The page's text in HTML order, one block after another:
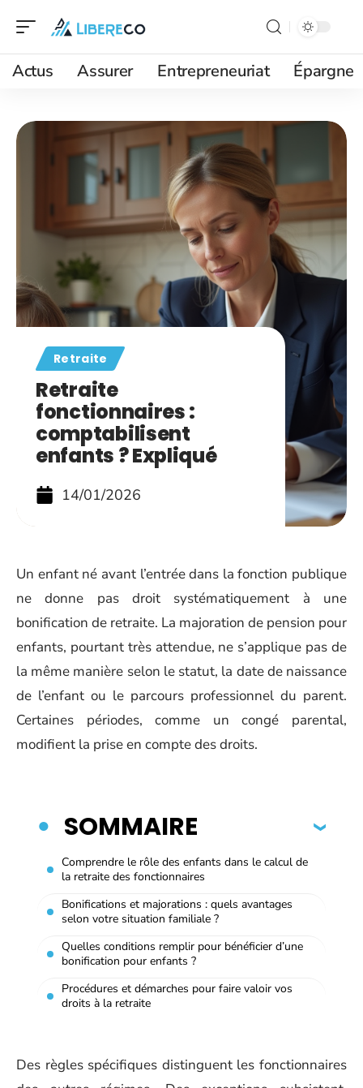
Actus Assurer Entrepreneuriat Épargne
Retraite
Retraite
fonctionnaires :
comptabilisent
enfants ? Expliqué
14/01/2026
Un enfant né avant l’entrée dans la fonction publique
ne donne pas droit systématiquement à une
bonification de retraite. La majoration de pension pour
enfants, pourtant très attendue, ne s’applique pas de
la même manière selon le statut, la date de naissance
de l’enfant ou le parcours professionnel du parent.
Certaines périodes, comme un congé parental,
modifient la prise en compte des droits.
SOMMAIRE
Comprendre le rôle des enfants dans le calcul de
la retraite des fonctionnaires
Bonifications et majorations : quels avantages
selon votre situation familiale ?
Quelles conditions remplir pour bénéficier d’une
bonification pour enfants ?
Procédures et démarches pour faire valoir vos
droits à la retraite
Des règles spécifiques distinguent les fonctionnaires